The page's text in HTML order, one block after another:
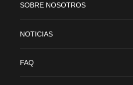
SOBRE NOSOTROS
NOTICIAS
FAQ